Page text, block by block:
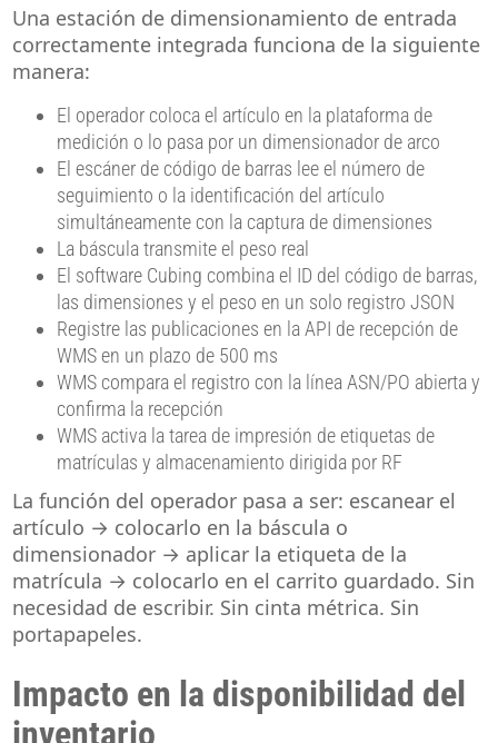
Una estación de dimensionamiento de entrada
correctamente integrada funciona de la siguiente
manera:
El operador coloca el artículo en la plataforma de
medición o lo pasa por un dimensionador de arco
El escáner de código de barras lee el número de
seguimiento o la identificación del artículo
simultáneamente con la captura de dimensiones
La báscula transmite el peso real
El software Cubing combina el ID del código de barras,
las dimensiones y el peso en un solo registro JSON
Registre las publicaciones en la API de recepción de
WMS en un plazo de 500 ms
WMS compara el registro con la línea ASN/PO abierta y
confirma la recepción
WMS activa la tarea de impresión de etiquetas de
matrículas y almacenamiento dirigida por RF
La función del operador pasa a ser: escanear el
artículo → colocarlo en la báscula o
dimensionador → aplicar la etiqueta de la
matrícula → colocarlo en el carrito guardado. Sin
necesidad de escribir. Sin cinta métrica. Sin
portapapeles.
Impacto en la disponibilidad del
inventario